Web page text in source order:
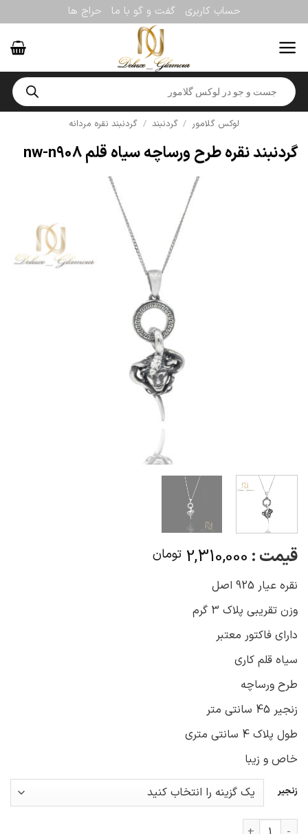
to
content
حساب کاربری گفت و گو با ما حراج ها
Products
search
لوکس گلامور / گردنبند / گردنبند نقره مردانه
گردنبند نقره طرح ورساچه سیاه قلم nw-n908
قیمت : 2,310,000 تومان
نقره عیار 925 اصل
وزن تقریبی پلاک 3 گرم
دارای فاکتور معتبر
سیاه قلم کاری
طرح ورساچه
زنجیر 45 سانتی متر
طول پلاک 4 سانتی متری
خاص و زیبا
زنجیر
گردنبند نقره طرح ورساچه سیاه قلم nw-n908 عدد